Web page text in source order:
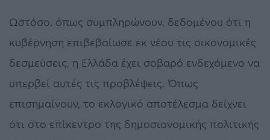
Ωστόσο, όπως συμπληρώνουν, δεδομένου ότι η
κυβέρνηση επιβεβαίωσε εκ νέου τις οικονομικές
δεσμεύσεις, η Ελλάδα έχει σοβαρό ενδεχόμενο να
υπερβεί αυτές τις προβλέψεις. Όπως
επισημαίνουν, το εκλογικό αποτέλεσμα δείχνει
ότι στο επίκεντρο της δημοσιονομικής πολιτικής